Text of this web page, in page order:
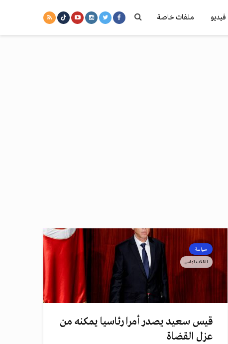
فيديو ملفات خاصة
سياسة
انقلاب تونس
قيس سعيد يصدر أمرا رئاسيا يمكنه من
عزل القضاة